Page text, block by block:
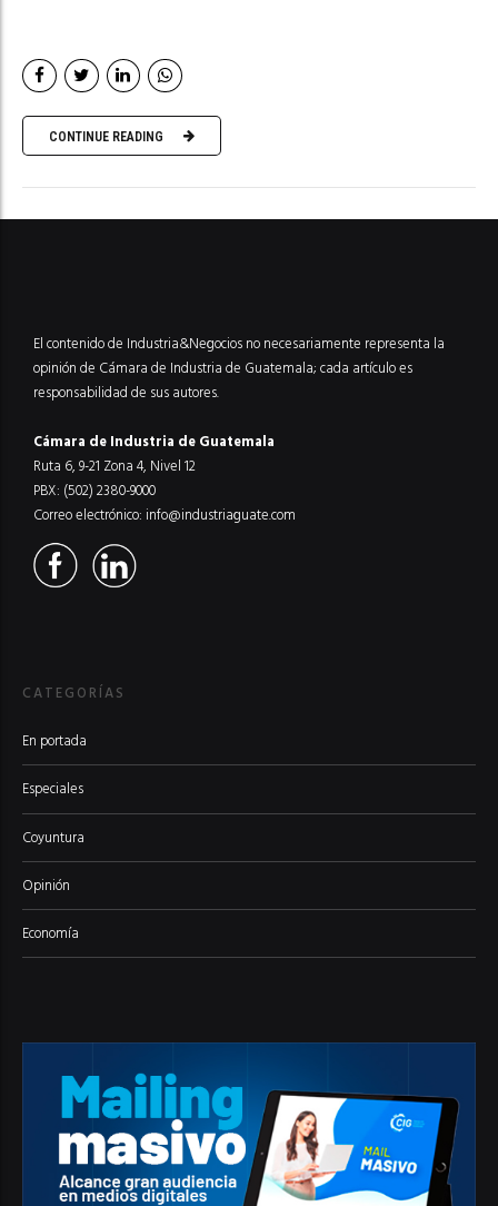
CONTINUE READING
El contenido de Industria&Negocios no necesariamente representa la
opinión de Cámara de Industria de Guatemala; cada artículo es
responsabilidad de sus autores.
Cámara de Industria de Guatemala
Ruta 6, 9-21 Zona 4, Nivel 12
PBX: (502) 2380-9000
Correo electrónico: info@industriaguate.com
CATEGORÍAS
En portada
Especiales
Coyuntura
Opinión
Economía